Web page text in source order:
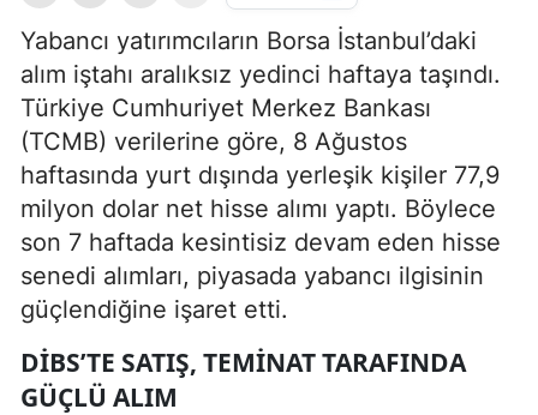
Yabancı yatırımcıların Borsa İstanbul’daki
alım iştahı aralıksız yedinci haftaya taşındı.
Türkiye Cumhuriyet Merkez Bankası
(TCMB) verilerine göre, 8 Ağustos
haftasında yurt dışında yerleşik kişiler 77,9
milyon dolar net hisse alımı yaptı. Böylece
son 7 haftada kesintisiz devam eden hisse
senedi alımları, piyasada yabancı ilgisinin
güçlendiğine işaret etti.
DİBS’TE SATIŞ, TEMINAT TARAFINDA
GÜÇLÜ ALIM